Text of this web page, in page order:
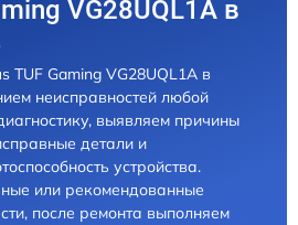
VG28UQL1A в
TUF Gaming VG28UQL1A в
неисправностей любой
выявляем причины
детали и
устройства.
или рекомендованные
после ремонта выполняем